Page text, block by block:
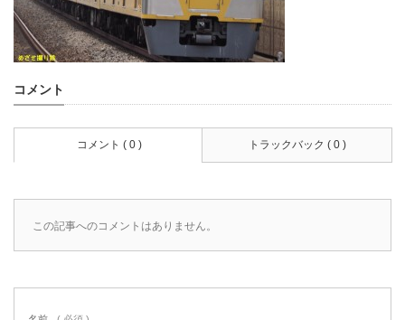
コメント
コメント ( 0 ) トラックバック ( 0 )
この記事へのコメントはありません。